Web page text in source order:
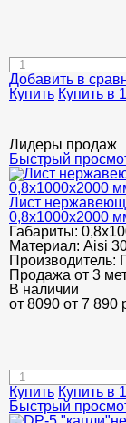
Добавить в
Купить Купить в
Лидеры продаж
Быстрый
Лист
0,8х1000х2000
Габариты:
Материал: Aisi
Производитель:
Продажа от 3
В наличии
от 8090 от 7 890
Купить Купить в
Быстрый